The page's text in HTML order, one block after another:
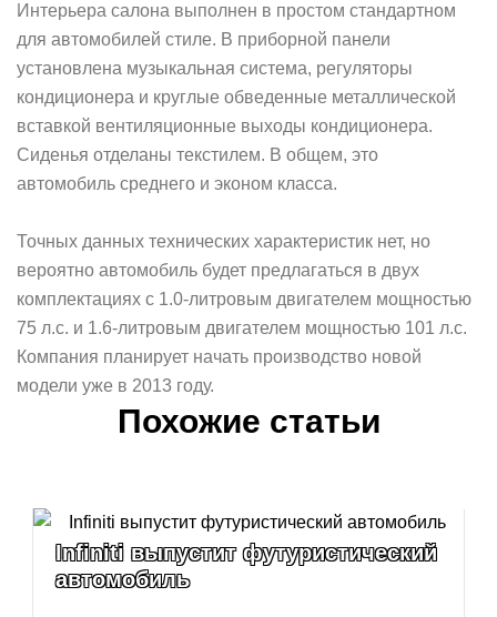
Интерьера салона выполнен в простом стандартном
для автомобилей стиле. В приборной панели
установлена музыкальная система, регуляторы
кондиционера и круглые обведенные металлической
вставкой вентиляционные выходы кондиционера.
Сиденья отделаны текстилем. В общем, это
автомобиль среднего и эконом класса.
Точных данных технических характеристик нет, но
вероятно автомобиль будет предлагаться в двух
комплектациях с 1.0-литровым двигателем мощностью
75 л.с. и 1.6-литровым двигателем мощностью 101 л.с.
Компания планирует начать производство новой
модели уже в 2013 году.
Похожие статьи
Infiniti выпустит футуристический
автомобиль